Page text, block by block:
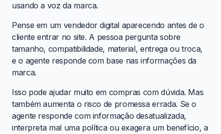
usando a voz da marca.
Pense em um vendedor digital aparecendo antes de o
cliente entrar no site. A pessoa pergunta sobre
tamanho, compatibilidade, material, entrega ou troca,
e o agente responde com base nas informações da
marca.
Isso pode ajudar muito em compras com dúvida. Mas
também aumenta o risco de promessa errada. Se o
agente responde com informação desatualizada,
interpreta mal uma política ou exagera um benefício, a